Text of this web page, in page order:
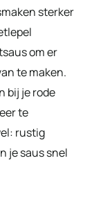
sterker
om er
te maken.
bij je rode
te
rustig
je saus snel